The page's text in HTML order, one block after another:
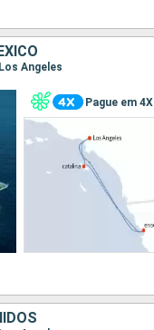
Angeles
Pague em 4X